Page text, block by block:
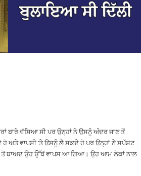
ਬਾਰੇ ਦੱਸਿਆ ਸੀ ਪਰ ਉਨ੍ਹਾਂ ਨੇ ਉਸਨੂੰ ਅੰਦਰ ਜਾਣ ਤੋਂ
ਹੋ ਅਤੇ ਵਾਪਸੀ ‘ਤੇ ਉਸਨੂੰ ਲੈ ਸਕਦੇ ਹੋ ਪਰ ਉਨ੍ਹਾਂ ਨੇ ਸਪੱਸ਼ਟ
ਤੋਂ ਬਾਅਦ ਉਹ ਉੱਥੋਂ ਵਾਪਸ ਆ ਗਿਆ। ਉਹ ਆਮ ਲੋਕਾਂ ਨਾਲ